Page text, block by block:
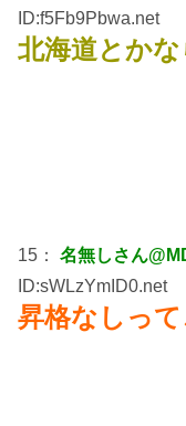
ID:f5Fb9Pbwa.net
北海道とか
15： 名無しさん
ID:sWLzYmID0.net
昇格なしっ